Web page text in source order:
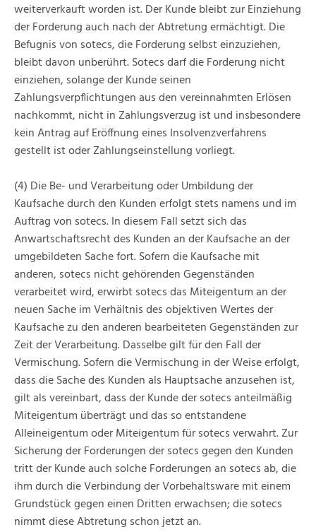
weiterverkauft worden ist. Der Kunde bleibt zur Einziehung
der Forderung auch nach der Abtretung ermächtigt. Die
Befugnis von sotecs, die Forderung selbst einzuziehen,
bleibt davon unberührt. Sotecs darf die Forderung nicht
einziehen, solange der Kunde seinen
Zahlungsverpflichtungen aus den vereinnahmten Erlösen
nachkommt, nicht in Zahlungsverzug ist und insbesondere
kein Antrag auf Eröffnung eines Insolvenzverfahrens
gestellt ist oder Zahlungseinstellung vorliegt.
(4) Die Be- und Verarbeitung oder Umbildung der
Kaufsache durch den Kunden erfolgt stets namens und im
Auftrag von sotecs. In diesem Fall setzt sich das
Anwartschaftsrecht des Kunden an der Kaufsache an der
umgebildeten Sache fort. Sofern die Kaufsache mit
anderen, sotecs nicht gehörenden Gegenständen
verarbeitet wird, erwirbt sotecs das Miteigentum an der
neuen Sache im Verhältnis des objektiven Wertes der
Kaufsache zu den anderen bearbeiteten Gegenständen zur
Zeit der Verarbeitung. Dasselbe gilt für den Fall der
Vermischung. Sofern die Vermischung in der Weise erfolgt,
dass die Sache des Kunden als Hauptsache anzusehen ist,
gilt als vereinbart, dass der Kunde der sotecs anteilmäßig
Miteigentum überträgt und das so entstandene
Alleineigentum oder Miteigentum für sotecs verwahrt. Zur
Sicherung der Forderungen der sotecs gegen den Kunden
tritt der Kunde auch solche Forderungen an sotecs ab, die
ihm durch die Verbindung der Vorbehaltsware mit einem
Grundstück gegen einen Dritten erwachsen; die sotecs
nimmt diese Abtretung schon jetzt an.